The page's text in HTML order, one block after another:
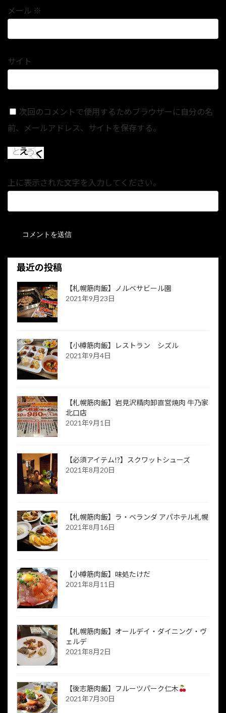
メール ※
サイト
次回のコメントで使用するためブラウザーに自分の名
前、メールアドレス、サイトを保存する。
上に表示された文字を入力してください。
最近の投稿
【札幌筋肉飯】ノルベサビール園
2021年9月23日
【小樽筋肉飯】レストラン シズル
2021年9月4日
【札幌筋肉飯】岩見沢精肉卸直営焼肉 牛乃家
北口店
2021年9月1日
【必須アイテム!?】スクワットシューズ
2021年8月20日
【札幌筋肉飯】ラ・ベランダ アパホテル札幌
2021年8月16日
【小樽筋肉飯】味処たけだ
2021年8月11日
【札幌筋肉飯】オールデイ・ダイニング・ヴ
ェルデ
2021年8月2日
【後志筋肉飯】フルーツパーク仁木
2021年7月30日